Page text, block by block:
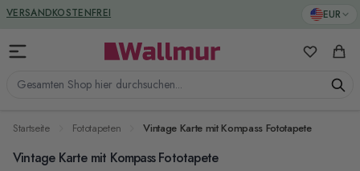
Zum Inhalt springen EUR
Gesamten Shop hier durchsuchen...
Meine
VERSANDKOSTENFREI
GREENGUARD ZERTIFIZIERT
Startseite Fototapeten Vintage Karte mit Kompass Fototapete
Vintage Karte mit Kompass Fototapete